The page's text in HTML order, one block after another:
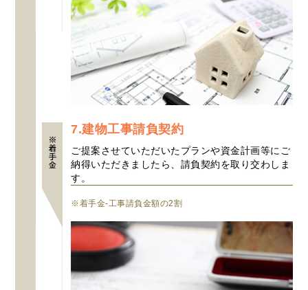
7.建物工事請負契約
ご提案させていただいたプランや資金計画等にご
納得いただきましたら、請負契約を取り交わしま
す。
※着手金-工事請負金額の2割